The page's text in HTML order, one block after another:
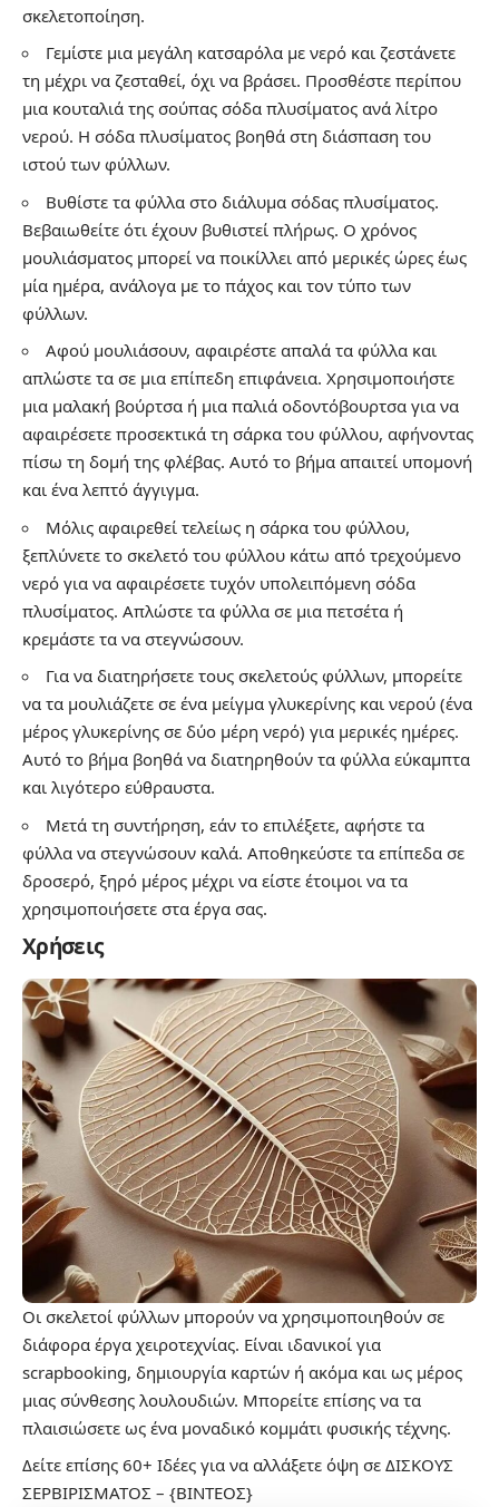
σκελετοποίηση.
Γεμίστε μια μεγάλη κατσαρόλα με νερό και ζεστάνετε
τη μέχρι να ζεσταθεί, όχι να βράσει. Προσθέστε περίπου
μια κουταλιά της σούπας σόδα πλυσίματος ανά λίτρο
νερού. Η σόδα πλυσίματος βοηθά στη διάσπαση του
ιστού των φύλλων.
Βυθίστε τα φύλλα στο διάλυμα σόδας πλυσίματος.
Βεβαιωθείτε ότι έχουν βυθιστεί πλήρως. Ο χρόνος
μουλιάσματος μπορεί να ποικίλλει από μερικές ώρες έως
μία ημέρα, ανάλογα με το πάχος και τον τύπο των
φύλλων.
Αφού μουλιάσουν, αφαιρέστε απαλά τα φύλλα και
απλώστε τα σε μια επίπεδη επιφάνεια. Χρησιμοποιήστε
μια μαλακή βούρτσα ή μια παλιά οδοντόβουρτσα για να
αφαιρέσετε προσεκτικά τη σάρκα του φύλλου, αφήνοντας
πίσω τη δομή της φλέβας. Αυτό το βήμα απαιτεί υπομονή
και ένα λεπτό άγγιγμα.
Μόλις αφαιρεθεί τελείως η σάρκα του φύλλου,
ξεπλύνετε το σκελετό του φύλλου κάτω από τρεχούμενο
νερό για να αφαιρέσετε τυχόν υπολειπόμενη σόδα
πλυσίματος. Απλώστε τα φύλλα σε μια πετσέτα ή
κρεμάστε τα να στεγνώσουν.
Για να διατηρήσετε τους σκελετούς φύλλων, μπορείτε
να τα μουλιάζετε σε ένα μείγμα γλυκερίνης και νερού (ένα
μέρος γλυκερίνης σε δύο μέρη νερό) για μερικές ημέρες.
Αυτό το βήμα βοηθά να διατηρηθούν τα φύλλα εύκαμπτα
και λιγότερο εύθραυστα.
Μετά τη συντήρηση, εάν το επιλέξετε, αφήστε τα
φύλλα να στεγνώσουν καλά. Αποθηκεύστε τα επίπεδα σε
δροσερό, ξηρό μέρος μέχρι να είστε έτοιμοι να τα
χρησιμοποιήσετε στα έργα σας.
Χρήσεις
Οι σκελετοί φύλλων μπορούν να χρησιμοποιηθούν σε
διάφορα έργα χειροτεχνίας. Είναι ιδανικοί για
scrapbooking, δημιουργία καρτών ή ακόμα και ως μέρος
μιας σύνθεσης λουλουδιών. Μπορείτε επίσης να τα
πλαισιώσετε ως ένα μοναδικό κομμάτι φυσικής τέχνης.
Δείτε επίσης 60+ Ιδέες για να αλλάξετε όψη σε ΔΙΣΚΟΥΣ
ΣΕΡΒΙΡΙΣΜΑΤΟΣ – {ΒΙΝΤΕΟΣ}